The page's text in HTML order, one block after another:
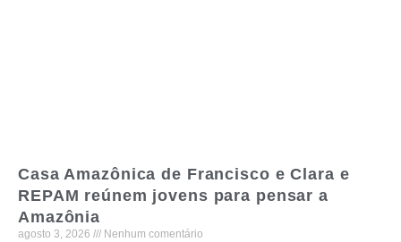
Casa Amazônica de Francisco e Clara e
REPAM reúnem jovens para pensar a
Amazônia
agosto 3, 2026 Nenhum comentário